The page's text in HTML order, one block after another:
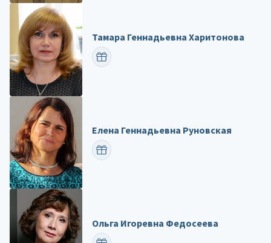
Тамара Геннадьевна Харитонова
ПОЗДРАВИТЬ
Елена Геннадьевна Руновская
ПОЗДРАВИТЬ
Ольга Игоревна Федосеева